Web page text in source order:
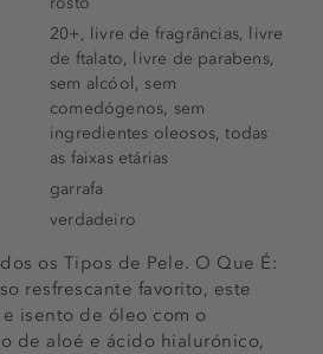
os Tipos de Pele. O Que É:
resfrescante favorito, este
isento de óleo com o
de aloé e ácido hialurónico,
20+, livre de fragrâncias, livre
de ftalato, livre de parabens,
sem alcóol, sem
comedógenos, sem
ingredientes oleosos, todas
as faixas etárias
garrafa
verdadeiro